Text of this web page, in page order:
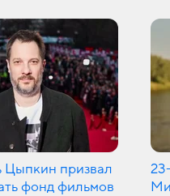
Цыпкин призвал
фонд фильмов